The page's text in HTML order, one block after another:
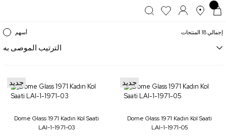
أسهم إجمالي 18 المنتجات
جديد
Dome Glass 1971 Kadın Kol Saati
LAI-1-1971-03
جديد
Dome Glass 1971 Kadın Kol Saati
LAI-1-1971-05